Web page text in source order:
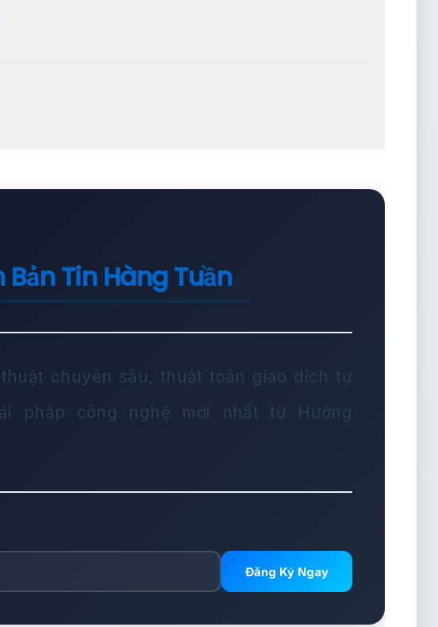
Tin Hàng Tuần
chuyên sâu, thuật toán giao dịch tự
pháp công nghệ mới nhất từ Hướng
Đăng Ký Ngay